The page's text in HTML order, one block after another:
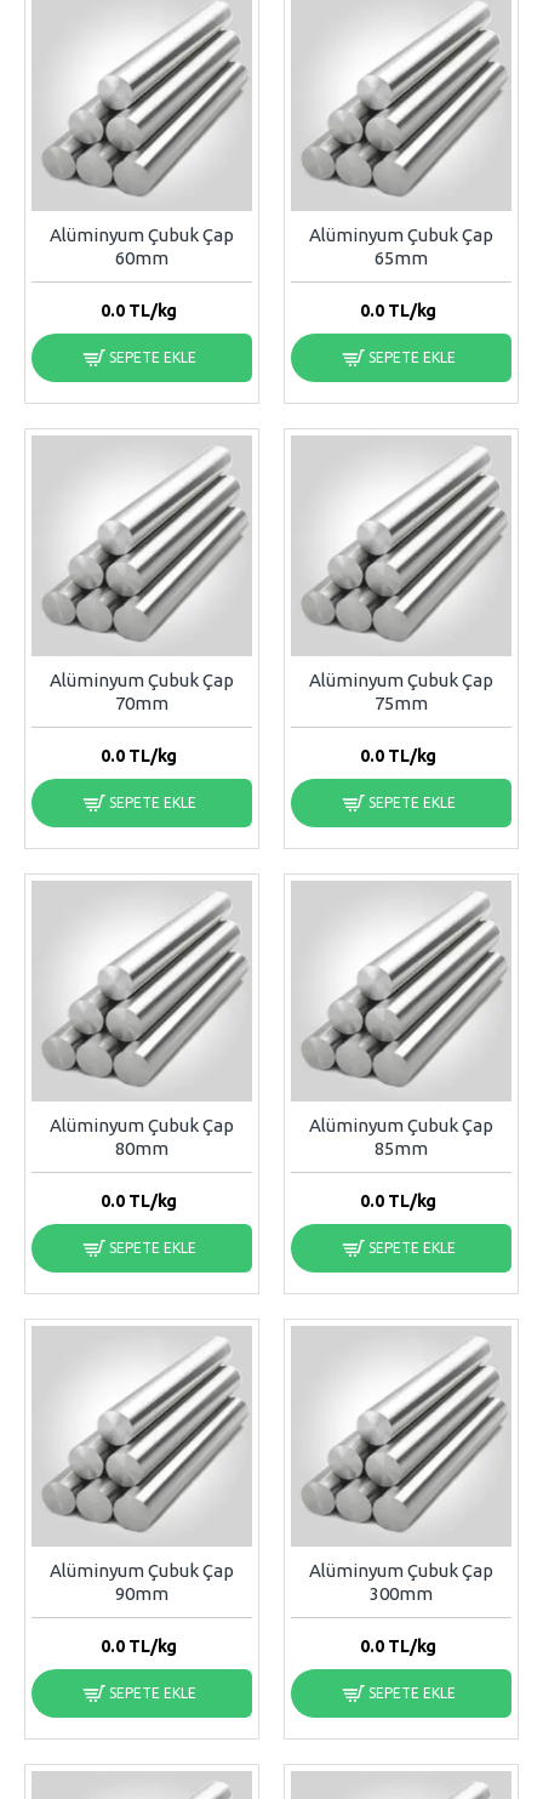
Alüminyum Çubuk Çap
60mm
0.0TL/kg
SEPETE EKLE
Alüminyum Çubuk Çap
65mm
0.0TL/kg
SEPETE EKLE
Alüminyum Çubuk Çap
70mm
0.0TL/kg
SEPETE EKLE
Alüminyum Çubuk Çap
75mm
0.0TL/kg
SEPETE EKLE
Alüminyum Çubuk Çap
80mm
0.0TL/kg
SEPETE EKLE
Alüminyum Çubuk Çap
85mm
0.0TL/kg
SEPETE EKLE
Alüminyum Çubuk Çap
90mm
0.0TL/kg
SEPETE EKLE
Alüminyum Çubuk Çap
300mm
0.0TL/kg
SEPETE EKLE